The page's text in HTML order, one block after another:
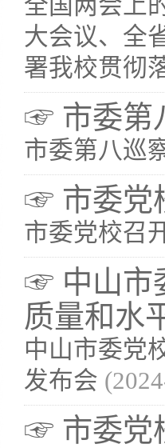
全国两会上
大会议、全
署我校贯彻
☞ 市委第
市委第八巡
☞ 市委党
市委党校召
☞ 中山市
质量和水
中山市委党
发布会
☞ 市委党